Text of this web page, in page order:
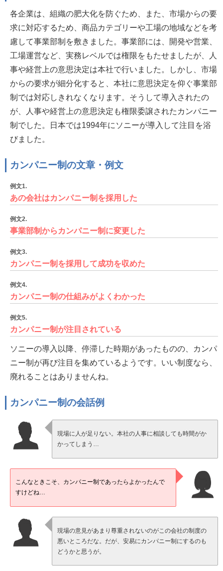
各企業は、組織の肥大化を防ぐため、また、市場からの要
求に対応するため、商品カテゴリーや工場の地域などを考
慮して事業部制を敷きました。事業部には、開発や営業、
工場運営など、実務レベルでは権限をもたせましたが、人
事や経営上の意思決定は本社で行いました。しかし、市場
からの要求が細分化すると、本社に意思決定を仰ぐ事業部
制では対応しきれなくなります。そうして導入されたの
が、人事や経営上の意思決定も権限委譲されたカンパニー
制でした。日本では1994年にソニーが導入して注目を浴
びました。
カンパニー制の文章・例文
例文1.
あの会社はカンパニー制を採用した
例文2.
事業部制からカンパニー制に変更した
例文3.
カンパニー制を採用して成功を収めた
例文4.
カンパニー制の仕組みがよくわかった
例文5.
カンパニー制が注目されている
ソニーの導入以降、停滞した時期があったものの、カンパ
ニー制が再び注目を集めているようです。いい制度なら、
廃れることはありませんね。
カンパニー制の会話例
現場に人が足りない。本社の人事に相談しても時間がか
かってしまう…
こんなときこそ、カンパニー制であったらよかったんで
すけどね…
現場の意見があまり尊重されないのがこの会社の制度の
悪いところだな。だが、安易にカンパニー制にするのも
どうかと思うが。